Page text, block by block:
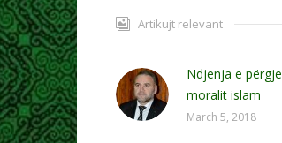
Artikujt relevant
Ndjenja e
moralit islam
March 5, 2018